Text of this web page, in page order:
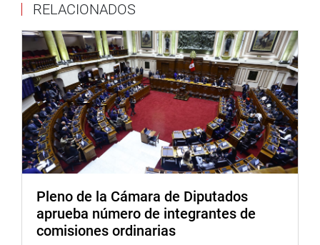
función por el Sineace”, afirmó.
El presidente de la Comisión de Trabajo y Seguridad
Social, Daniel Oseda Yucra (Frepap), aseveró que su
comisión propone que el ingreso de la carrera médica se
realiza únicamente por concurso en la condición de
nombrado y en los establecimientos de salud de menor
complicidad.
«A solicitud del profesional médico, podrá extenderse el
ejercicio de la carrera médica en las entidades de la
especializada que certifique que el profesional médico se
encuentra en condiciones físicas y psicológica que
garanticen el desempeño de su trabajo «, expresó.
RELACIONADOS
Pleno de la Cámara de Diputados
aprueba número de integrantes de
comisiones ordinarias